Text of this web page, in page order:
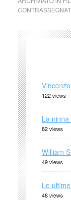
122 views
La
82 views
William
49 views
Le
48 views